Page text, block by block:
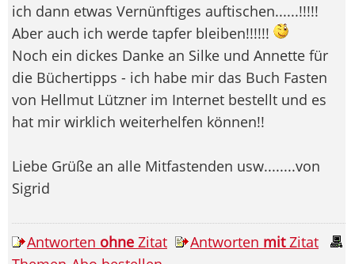
ich dann etwas Vernünftiges auftischen......!!!!!
Aber auch ich werde tapfer bleiben!!!!!!
Noch ein dickes Danke an Silke und Annette für
die Büchertipps - ich habe mir das Buch Fasten
von Hellmut Lützner im Internet bestellt und es
hat mir wirklich weiterhelfen können!!
Liebe Grüße an alle Mitfastenden usw........von
Sigrid
Antworten ohne Zitat Antworten mitZitat